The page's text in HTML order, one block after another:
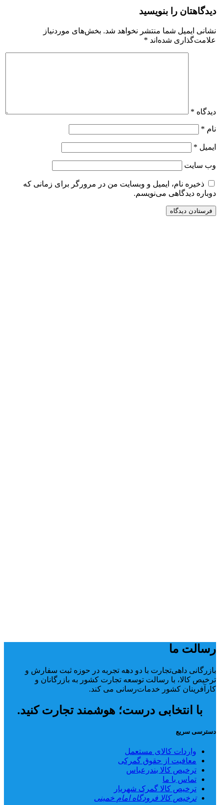
دیدگاهتان را بنویسید
نشانی ایمیل شما منتشر نخواهد شد. بخش‌های موردنیاز
علامت‌گذاری شده‌اند *
دیدگاه *
نام *
ایمیل *
وب‌ سایت
ذخیره نام، ایمیل و وبسایت من در مرورگر برای زمانی که
دوباره دیدگاهی می‌نویسم.
رسالت ما
بازرگانی داهی‌تجارت با دو دهه تجربه در حوزه ثبت سفارش و
ترخیص کالا، با رسالت توسعه تجارت کشور به بازرگانان و
کارآفرینان کشور خدمات‌رسانی می کند.
با انتخابی درست؛ هوشمند تجارت کنید.
دسترسی سریع
واردات کالای مستعمل
معافیت از حقوق گمرکی
ترخیص کالا بندرعباس
تماس با ما
ترخیص کالا گمرک شهریار
ترخیص کالا فرودگاه امام خمینی